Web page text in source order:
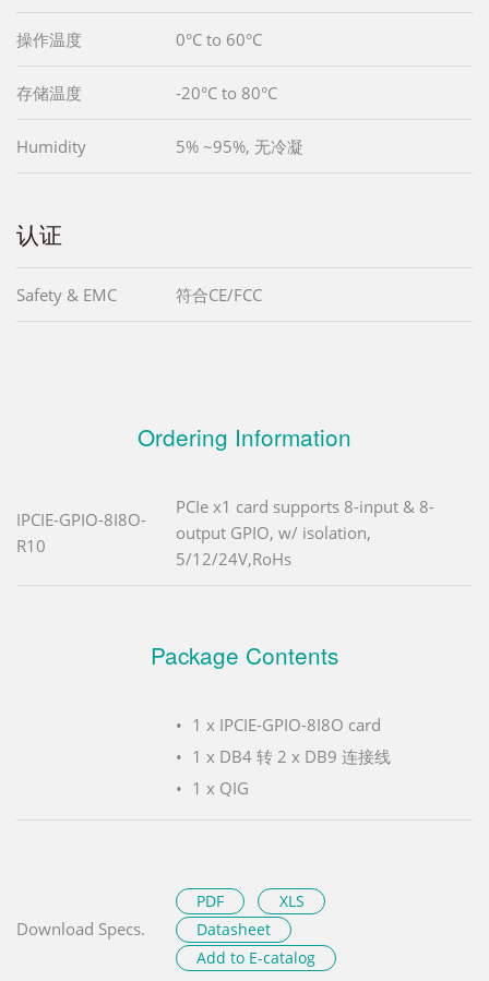
操作温度 0°C to 60°C
存储温度 -20°C to 80°C
Humidity 5% ~95%, 无冷凝
认证
Safety & EMC 符合CE/FCC
Ordering Information
IPCIE-GPIO-8I8O-
R10
PCIe x1 card supports 8-input & 8-
output GPIO, w/ isolation,
5/12/24V,RoHs
Package Contents
1 x IPCIE-GPIO-8I8O card
1 x DB4 转 2 x DB9 连接线
1 x QIG
Download Specs.
PDF
XLS
Datasheet
Add to E-catalog